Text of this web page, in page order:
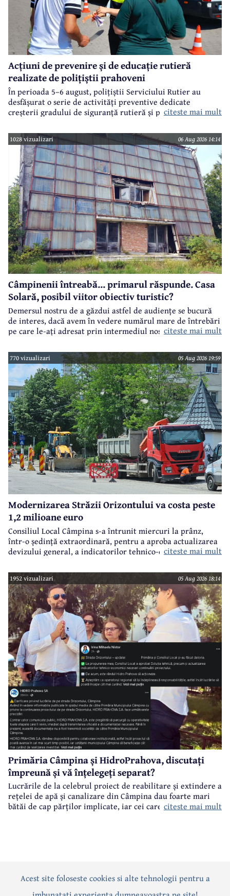
Acțiuni de prevenire și de educație rutieră
realizate de polițiștii prahoveni
În perioada 5–6 august, polițiștii Serviciului Rutier au
desfășurat o serie de activități preventive dedicate
creșterii gradului de siguranță rutieră și promovării unui
estival.
citeste mai mult
1028 vizualizari 06 Aug 2026 14:14
Câmpinenii întreabă... primarul răspunde. Casa
Solară, posibil viitor obiectiv turistic?
Demersul nostru de a găzdui astfel de audiențe se bucură
de interes, dacă avem în vedere numărul mare de întrebări
pe care le-ați adresat prin intermediul nostru primarului
citeste mai mult
770 vizualizari 05 Aug 2026 19:59
Modernizarea Străzii Orizontului va costa peste
1,2 milioane euro
Consiliul Local Câmpina s-a întrunit miercuri la prânz,
într-o ședință extraordinară, pentru a aproba actualizarea
devizului general, a indicatorilor tehnico-economici și a
realizarea modernizării Străzii Orizontului, obiectiv
finanțat prin Programul Național de Investiții ”Anghel
Saligny”.
citeste mai mult
1952 vizualizari 05 Aug 2026 18:14
Primăria Câmpina și HidroPrahova, discutați
împreună și vă înțelegeți separat?
Lucrările de la celebrul proiect de reabilitare și extindere a
rețelei de apă și canalizare din Câmpina dau foarte mari
bătăi de cap părților implicate, iar cei care suferă sunt
citeste mai mult
ActualitatePoliticăSocialEvenimentInterviuri
Acest site foloseste cookies si alte tehnologii pentru a